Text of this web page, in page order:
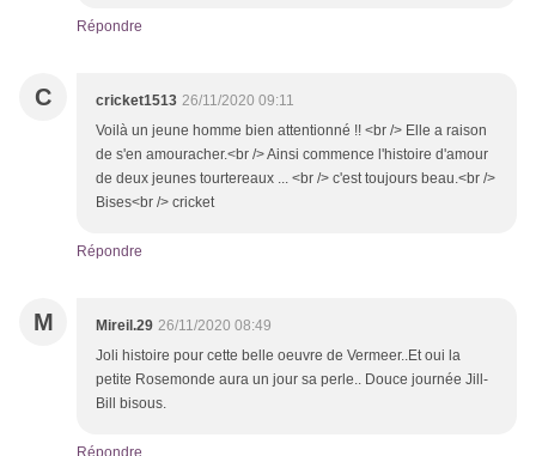
Répondre
C cricket1513 26/11/2020 09:11
Voilà un jeune homme bien attentionné !! <br /> Elle a raison
de s'en amouracher.<br /> Ainsi commence l'histoire d'amour
de deux jeunes tourtereaux ... <br /> c'est toujours beau.<br />
Bises<br /> cricket
Répondre
M Mireil.29 26/11/2020 08:49
Joli histoire pour cette belle oeuvre de Vermeer..Et oui la
petite Rosemonde aura un jour sa perle.. Douce journée Jill-
Bill bisous.
Répondre